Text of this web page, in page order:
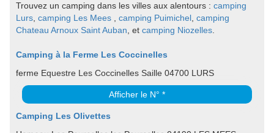
Trouvez un camping dans les villes aux alentours : camping
Lurs camping Les Mees camping Puimichel camping
Chateau Arnoux Saint Auban , et camping Niozelles
Camping à la Ferme Les Coccinelles
ferme Equestre Les Coccinelles Saille 04700 LURS
Afficher le N° *
Camping Les Olivettes